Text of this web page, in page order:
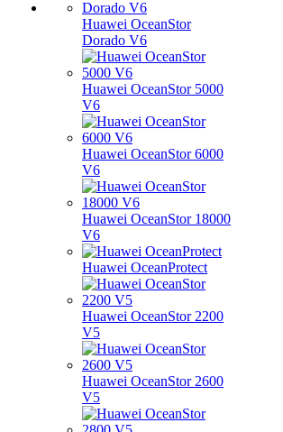
Huawei OceanStor
Dorado V6
Huawei OceanStor 5000
V6
Huawei OceanStor 6000
V6
Huawei OceanStor 18000
V6
Huawei OceanProtect
Huawei OceanStor 2200
V5
Huawei OceanStor 2600
V5